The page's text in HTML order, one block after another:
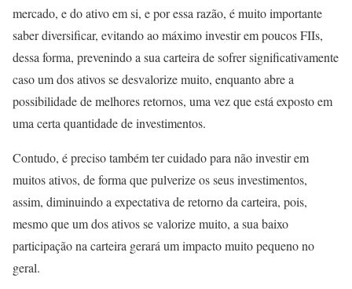
mercado, e do ativo em si, e por essa razão, é muito importante
saber diversificar, evitando ao máximo investir em poucos FIIs,
dessa forma, prevenindo a sua carteira de sofrer significativamente
caso um dos ativos se desvalorize muito, enquanto abre a
possibilidade de melhores retornos, uma vez que está exposto em
uma certa quantidade de investimentos.
Contudo, é preciso também ter cuidado para não investir em
muitos ativos, de forma que pulverize os seus investimentos,
assim, diminuindo a expectativa de retorno da carteira, pois,
mesmo que um dos ativos se valorize muito, a sua baixo
participação na carteira gerará um impacto muito pequeno no
geral.